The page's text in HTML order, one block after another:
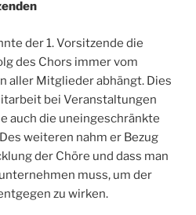
der 1. Vorsitzende die
des Chors immer vom
aller Mitglieder abhängt. Dies
bei Veranstaltungen
auch die uneingeschränkte
weiteren nahm er Bezug
der Chöre und dass man
muss, um der
zu wirken.